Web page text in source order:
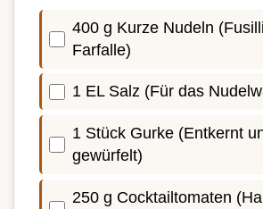
400 g Kurze Nudeln
Farfalle)
1 EL Salz (Für das
1 Stück Gurke (Entkernt
gewürfelt)
250 g Cocktailtomaten